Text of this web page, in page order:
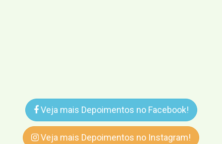
Veja mais Depoimentos no Facebook!
Veja mais Depoimentos no Instagram!